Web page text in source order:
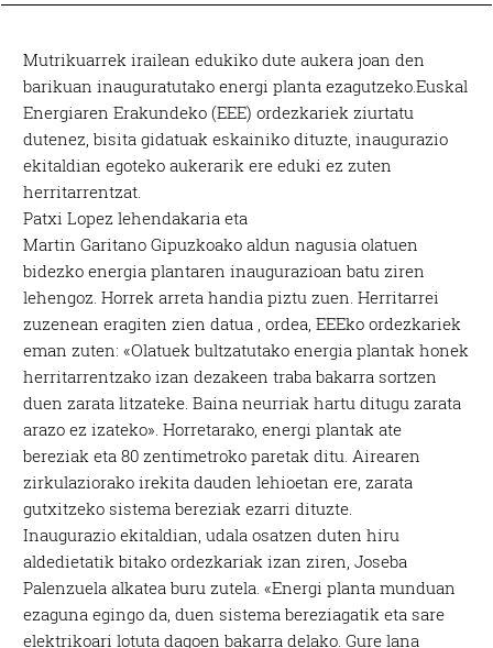
Mutrikuarrek irailean edukiko dute aukera joan den
barikuan inauguratutako energi planta ezagutzeko.Euskal
Energiaren Erakundeko (EEE) ordezkariek ziurtatu
dutenez, bisita gidatuak eskainiko dituzte, inaugurazio
ekitaldian egoteko aukerarik ere eduki ez zuten
herritarrentzat.
Patxi Lopez lehendakaria eta
Martin Garitano Gipuzkoako aldun nagusia olatuen
bidezko energia plantaren inaugurazioan batu ziren
lehengoz. Horrek arreta handia piztu zuen. Herritarrei
zuzenean eragiten zien datua , ordea, EEEko ordezkariek
eman zuten: «Olatuek bultzatutako energia plantak honek
herritarrentzako izan dezakeen traba bakarra sortzen
duen zarata litzateke. Baina neurriak hartu ditugu zarata
arazo ez izateko». Horretarako, energi plantak ate
bereziak eta 80 zentimetroko paretak ditu. Airearen
zirkulaziorako irekita dauden lehioetan ere, zarata
gutxitzeko sistema bereziak ezarri dituzte.
Inaugurazio ekitaldian, udala osatzen duten hiru
aldedietatik bitako ordezkariak izan ziren, Joseba
Palenzuela alkatea buru zutela. «Energi planta munduan
ezaguna egingo da, duen sistema bereziagatik eta sare
elektrikoari lotuta dagoen bakarra delako. Gure lana